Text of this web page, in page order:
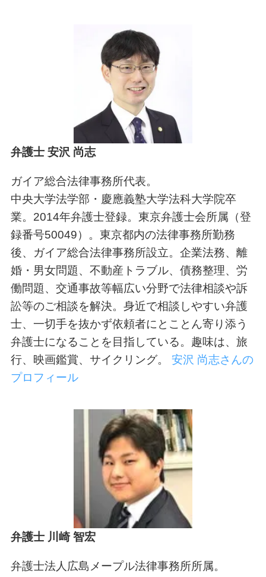
弁護士 安沢 尚志
ガイア総合法律事務所代表。
中央大学法学部・慶應義塾大学法科大学院卒
業。2014年弁護士登録。東京弁護士会所属（登
録番号50049）。東京都内の法律事務所勤務
後、ガイア総合法律事務所設立。企業法務、離
婚・男女問題、不動産トラブル、債務整理、労
働問題、交通事故等幅広い分野で法律相談や訴
訟等のご相談を解決。身近で相談しやすい弁護
士、一切手を抜かず依頼者にとことん寄り添う
弁護士になることを目指している。趣味は、旅
行、映画鑑賞、サイクリング。 安沢 尚志さんの
プロフィール
弁護士 川崎 智宏
弁護士法人広島メープル法律事務所所属。